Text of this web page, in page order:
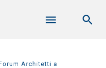
Architetti a